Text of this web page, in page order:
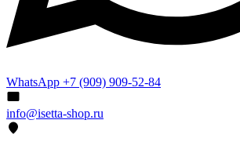
WhatsApp +7 (909) 909-52-84
info@isetta-shop.ru